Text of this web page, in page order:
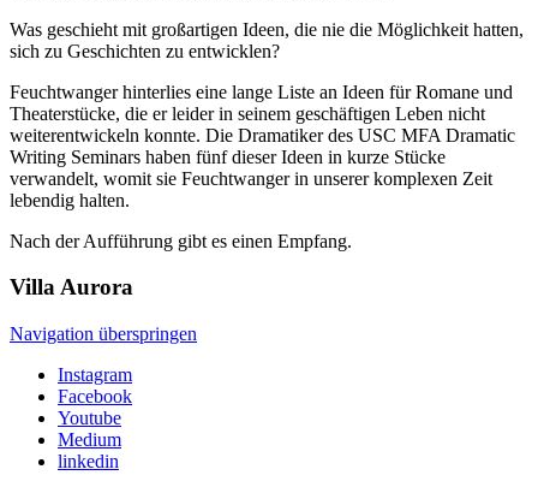
Was geschieht mit großartigen Ideen, die nie die Möglichkeit hatten,
sich zu Geschichten zu entwicklen?
Feuchtwanger hinterlies eine lange Liste an Ideen für Romane und
Theaterstücke, die er leider in seinem geschäftigen Leben nicht
weiterentwickeln konnte. Die Dramatiker des USC MFA Dramatic
Writing Seminars haben fünf dieser Ideen in kurze Stücke
verwandelt, womit sie Feuchtwanger in unserer komplexen Zeit
lebendig halten.
Nach der Aufführung gibt es einen Empfang.
VillaAurora
Navigation überspringen
Instagram
Facebook
Youtube
Medium
linkedin